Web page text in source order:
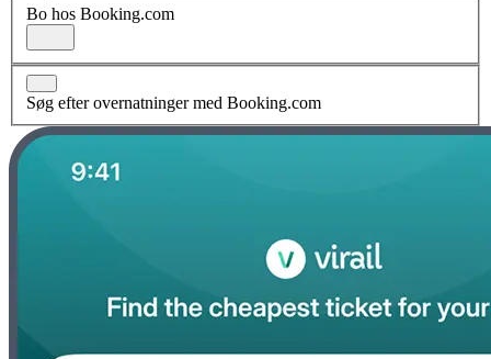
Bo hos Booking.com
Søg efter overnatninger med Booking.com